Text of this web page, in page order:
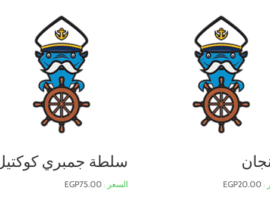
EGP20.00
سلطة جمبري
EGP75.00